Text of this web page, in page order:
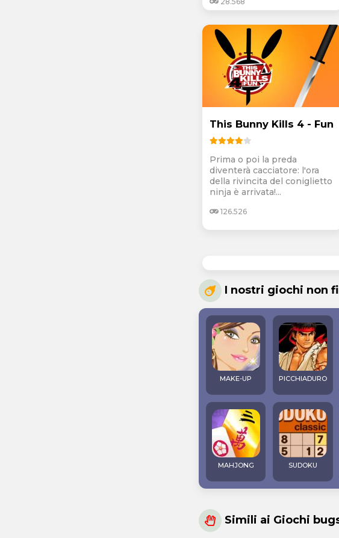
This Bunny Kills 4 - Fun
Prima o poi la preda
diventerà cacciatore: l'ora
della rivincita del coniglietto
ninja è arrivata!...
126.526
I nostri giochi non
MAKE-UP PICCHIADURO
MAHJONG SUDOKU
Simili ai Giochi